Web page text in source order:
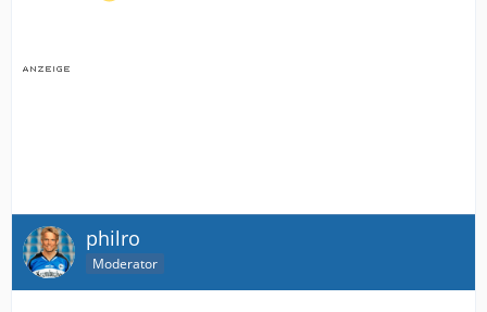
philro
Moderator